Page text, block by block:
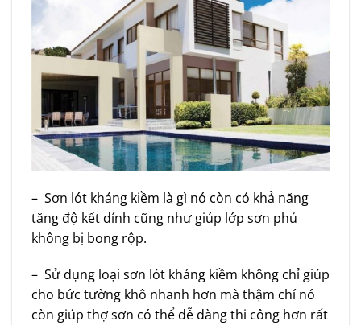
– Sơn lót kháng kiềm là gì nó còn có khả năng
tăng độ kết dính cũng như giúp lớp sơn phủ
không bị bong rộp.
– Sử dụng loại sơn lót kháng kiềm không chỉ giúp
cho bức tường khô nhanh hơn mà thậm chí nó
còn giúp thợ sơn có thể dễ dàng thi công hơn rất